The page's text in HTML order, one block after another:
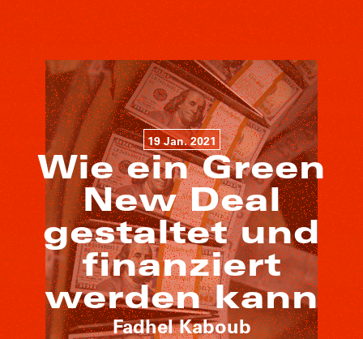
19 Jan. 2021
Wie ein Green
New Deal
gestaltet und
finanziert
werden kann
Fadhel Kaboub